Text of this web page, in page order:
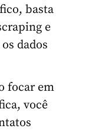
basta
e
dados
focar em
você